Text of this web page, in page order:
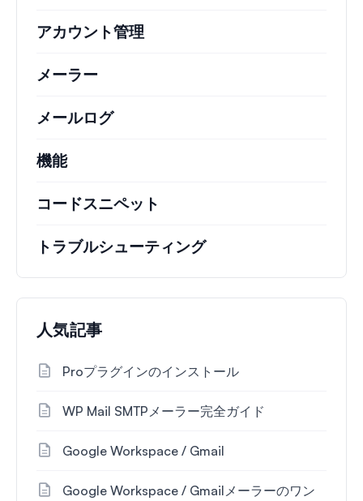
アカウント管理
メーラー
メールログ
機能
コードスニペット
トラブルシューティング
人気記事
Proプラグインのインストール
WP Mail SMTPメーラー完全ガイド
Google Workspace / Gmail
Google Workspace / Gmailメーラーのワン